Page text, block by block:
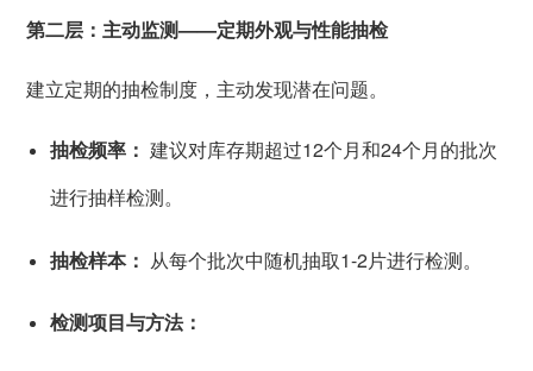
第二层：主动监测——定期外观与性能抽检
建立定期的抽检制度，主动发现潜在问题。
抽检频率： 建议对库存期超过12个月和24个月的批次
进行抽样检测。
抽检样本： 从每个批次中随机抽取1-2片进行检测。
检测项目与方法：